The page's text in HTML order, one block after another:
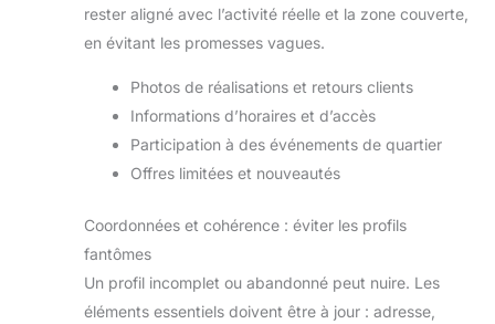
rester aligné avec l’activité réelle et la zone couverte,
en évitant les promesses vagues.
Photos de réalisations et retours clients
Informations d’horaires et d’accès
Participation à des événements de quartier
Offres limitées et nouveautés
Coordonnées et cohérence : éviter les profils
fantômes
Un profil incomplet ou abandonné peut nuire. Les
éléments essentiels doivent être à jour : adresse,